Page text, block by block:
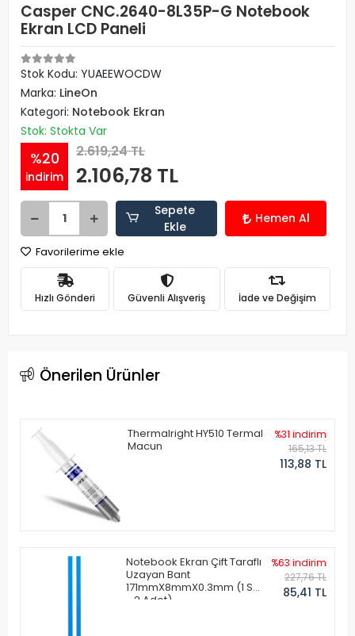
Casper CNC.2640-8L35P-G Notebook
Ekran LCD Paneli
Stok Kodu: YUAEEWOCDW
Marka: LineOn
Kategori: Notebook Ekran
Stok: Stokta Var
%20
indirim
2.619,24 TL
2.106,78 TL
Sepete
Ekle
Hemen Al
Favorilerime ekle
Hızlı Gönderi Güvenli Alışveriş İade ve Değişim
Önerilen Ürünler
Thermalright HY510 Termal
Macun
%31 indirim
165,13 TL
113,88 TL
Notebook Ekran Çift Taraflı
Uzayan Bant
171mmX8mmX0.3mm (1 Set
- 2 Adet)
%63 indirim
227,76 TL
85,41 TL